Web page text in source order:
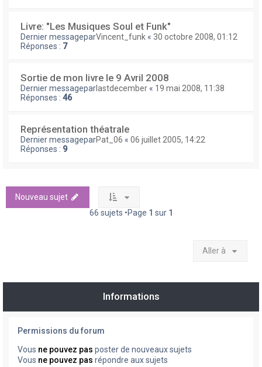
Livre: "Les Musiques Soul et Funk"
Dernier messageparVincent_funk « 30 octobre 2008, 01:12
Réponses : 7
Sortie de mon livre le 9 Avril 2008
Dernier messageparlastdecember « 19 mai 2008, 11:38
Réponses : 46
Représentation théatrale
Dernier messageparPat_06 « 06 juillet 2005, 14:22
Réponses : 9
Nouveau sujet
66 sujets •Page 1 sur 1
Aller à
Informations
Permissions du forum
Vous ne pouvez pas poster de nouveaux sujets
Vous ne pouvez pas répondre aux sujets